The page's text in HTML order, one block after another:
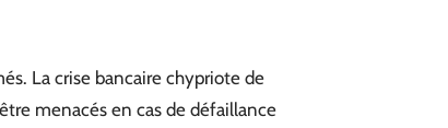
La crise bancaire chypriote de
menacés en cas de défaillance